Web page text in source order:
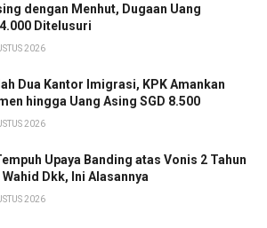
dengan Menhut, Dugaan Uang
Ditelusuri
2026
Dua Kantor Imigrasi, KPK Amankan
hingga Uang Asing SGD 8.500
2026
Upaya Banding atas Vonis 2 Tahun
Dkk, Ini Alasannya
2026